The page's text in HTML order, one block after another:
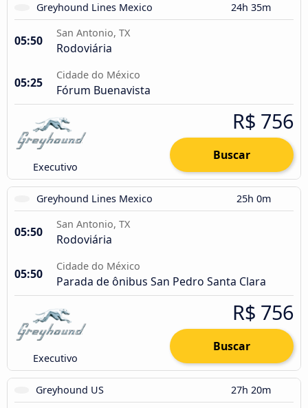
Greyhound Lines Mexico 24h 35m
05:50
San Antonio, TX
Rodoviária
05:25
Cidade do México
Fórum Buenavista
Executivo
R$ 756
Buscar
Greyhound Lines Mexico 25h 0m
05:50
San Antonio, TX
Rodoviária
05:50
Cidade do México
Parada de ônibus San Pedro Santa Clara
Executivo
R$ 756
Buscar
Greyhound US 27h 20m